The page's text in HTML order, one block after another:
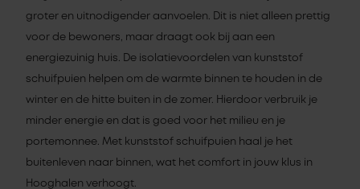
groter en uitnodigender aanvoelen. Dit is niet alleen prettig
voor de bewoners, maar draagt ook bij aan een
energiezuinig huis. De isolatievoordelen van kunststof
schuifpuien helpen om de warmte binnen te houden in de
winter en de hitte buiten in de zomer. Hierdoor verbruik je
minder energie en dat is goed voor het milieu en je
portemonnee. Met kunststof schuifpuien haal je het
buitenleven naar binnen, wat het comfort in jouw klus in
Hooghalen verhoogt.